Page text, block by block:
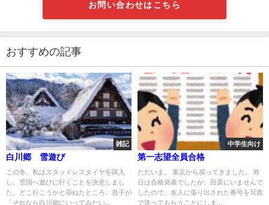
お問い合わせはこちら
おすすめの記事
雑記
白川郷 雪遊び
この冬、私はスタッドレスタイヤを購入
し、雪国へ遊びに行くことを決意しまし
た。どこ行こうかと尋ねたところ、息子が
「それなら白川郷にいってみたい...
中学生向け
第一志望全員合格
ただいま。 東京から戻ってきました。 昨
日は合格発表でしたが、田原にいませんで
したので、友人に張り出された番号を写真
で送ってもらうことにしま...